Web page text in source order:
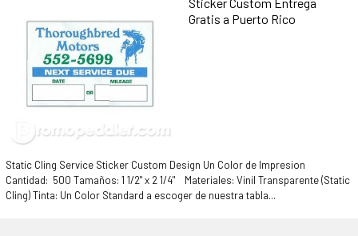
Gratis a Puerto Rico
Static Cling Service Sticker Custom Design Un Color de Impresion
Cantidad: 500 Tamaños: 1 1/2" x 2 1/4" Materiales: Vinil Transparente (Static
Cling) Tinta: Un Color Standard a escoger de nuestra tabla...